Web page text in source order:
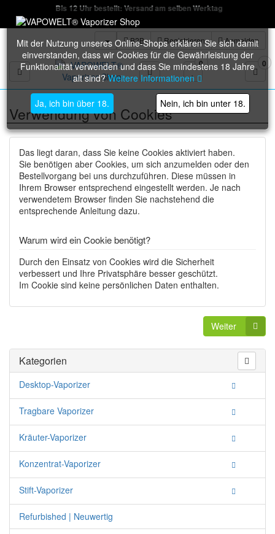
Bis 12 Uhr bestellt: Versand am selben Werktag
B2B Registrieren Anmelden
Toggle navigation
0 0
Mit der Nutzung unseres Online-Shops erklären Sie sich damit
einverstanden, dass wir Cookies für die Gewährleistung der
Funktionalität verwenden und dass Sie mindestens 18 Jahre
alt sind?Weitere Informationen
Ja, ich bin über 18. Nein, ich bin unter 18.
Verwendung von Cookies
Das liegt daran, dass Sie keine Cookies aktiviert haben.
Sie benötigen aber Cookies, um sich anzumelden oder den
Bestellvorgang bei uns durchzuführen. Diese müssen in
Ihrem Browser entsprechend eingestellt werden. Je nach
verwendetem Browser finden Sie nachstehend die
entsprechende Anleitung dazu.
Warum wird ein Cookie benötigt?
Durch den Einsatz von Cookies wird die Sicherheit
verbessert und Ihre Privatsphäre besser geschützt.
Im Cookie sind keine persönlichen Daten enthalten.
Weiter
Kategorien
Desktop-Vaporizer
Tragbare Vaporizer
Kräuter-Vaporizer
Konzentrat-Vaporizer
Stift-Vaporizer
Refurbished | Neuwertig